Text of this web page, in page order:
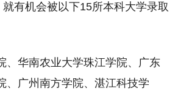
有机会被以下15所本科大学录取
、华南农业大学珠江学院、广东
、广州南方学院、湛江科技学